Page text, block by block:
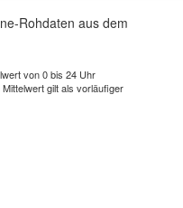
Rohdaten aus dem
von 0 bis 24 Uhr
gilt als vorläufiger